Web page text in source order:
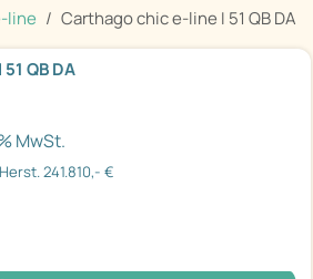
line Carthago chic e-line I 51 QB DA
QB DA
MwSt.
241.810,- €